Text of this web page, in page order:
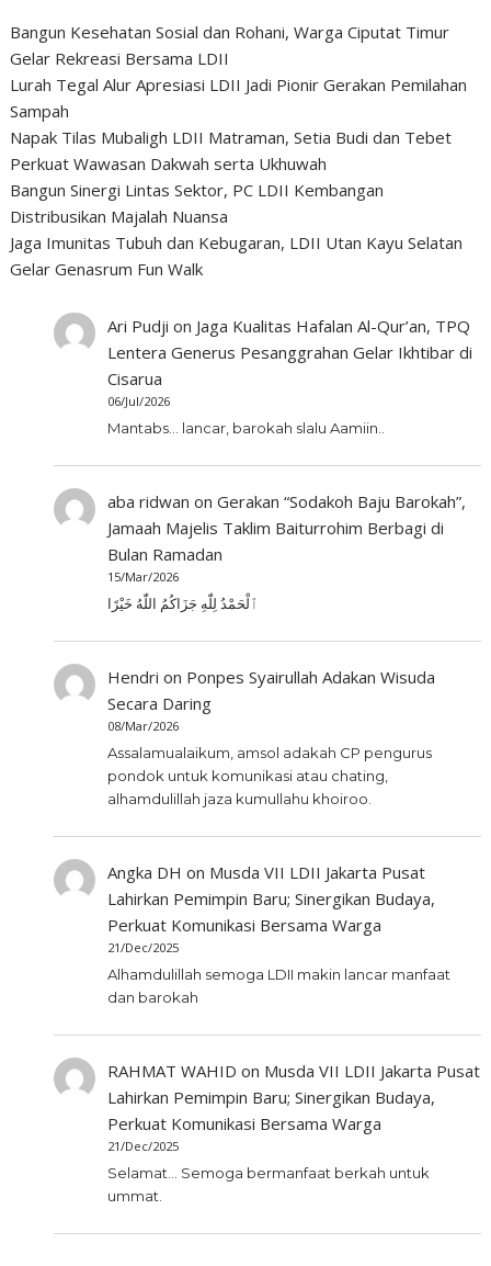
Bangun Kesehatan Sosial dan Rohani, Warga Ciputat Timur
Gelar Rekreasi Bersama LDII
Lurah Tegal Alur Apresiasi LDII Jadi Pionir Gerakan Pemilahan
Sampah
Napak Tilas Mubaligh LDII Matraman, Setia Budi dan Tebet
Perkuat Wawasan Dakwah serta Ukhuwah
Bangun Sinergi Lintas Sektor, PC LDII Kembangan
Distribusikan Majalah Nuansa
Jaga Imunitas Tubuh dan Kebugaran, LDII Utan Kayu Selatan
Gelar Genasrum Fun Walk
Ari Pudji on Jaga Kualitas Hafalan Al-Qur’an, TPQ
Lentera Generus Pesanggrahan Gelar Ikhtibar di
Cisarua
06/Jul/2026
Mantabs... lancar, barokah slalu Aamiin..
aba ridwan onGerakan “Sodakoh Baju Barokah”,
Jamaah Majelis Taklim Baiturrohim Berbagi di
Bulan Ramadan
15/Mar/2026
ٱلْحَمْدُ لِلّٰهِ جَزَاكُمُ اللّٰهُ خَيْرًا
Hendri on Ponpes Syairullah Adakan Wisuda
Secara Daring
08/Mar/2026
Assalamualaikum, amsol adakah CP pengurus
pondok untuk komunikasi atau chating,
alhamdulillah jaza kumullahu khoiroo.
Angka DH on Musda VII LDII Jakarta Pusat
Lahirkan Pemimpin Baru; Sinergikan Budaya,
Perkuat Komunikasi Bersama Warga
21/Dec/2025
Alhamdulillah semoga LDII makin lancar manfaat
dan barokah
RAHMAT WAHID on Musda VII LDII Jakarta Pusat
Lahirkan Pemimpin Baru; Sinergikan Budaya,
Perkuat Komunikasi Bersama Warga
21/Dec/2025
Selamat... Semoga bermanfaat berkah untuk
ummat.